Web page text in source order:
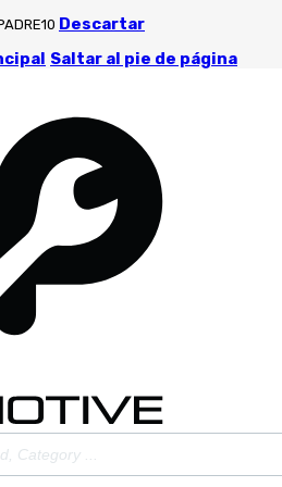
Descartar
Saltar al pie de página